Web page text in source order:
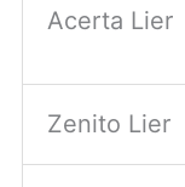
Acerta Lier
Zenito Lier